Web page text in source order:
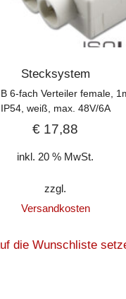
Stecksystem
6-fach Verteiler female,
IP54, weiß, max. 48V/6A
€ 17,88
inkl. 20 % MwSt.
zzgl.
Versandkosten
die Wunschliste